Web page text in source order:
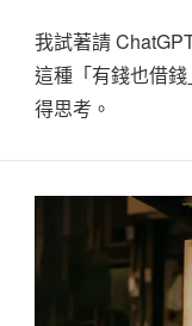
我試著請
這種「有錢也借
得思考。